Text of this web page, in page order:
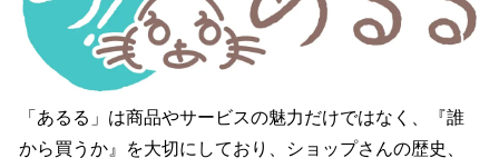
「あるる」は商品やサービスの魅力だけではなく、『誰
から買うか』を大切にしており、ショップさんの歴史、